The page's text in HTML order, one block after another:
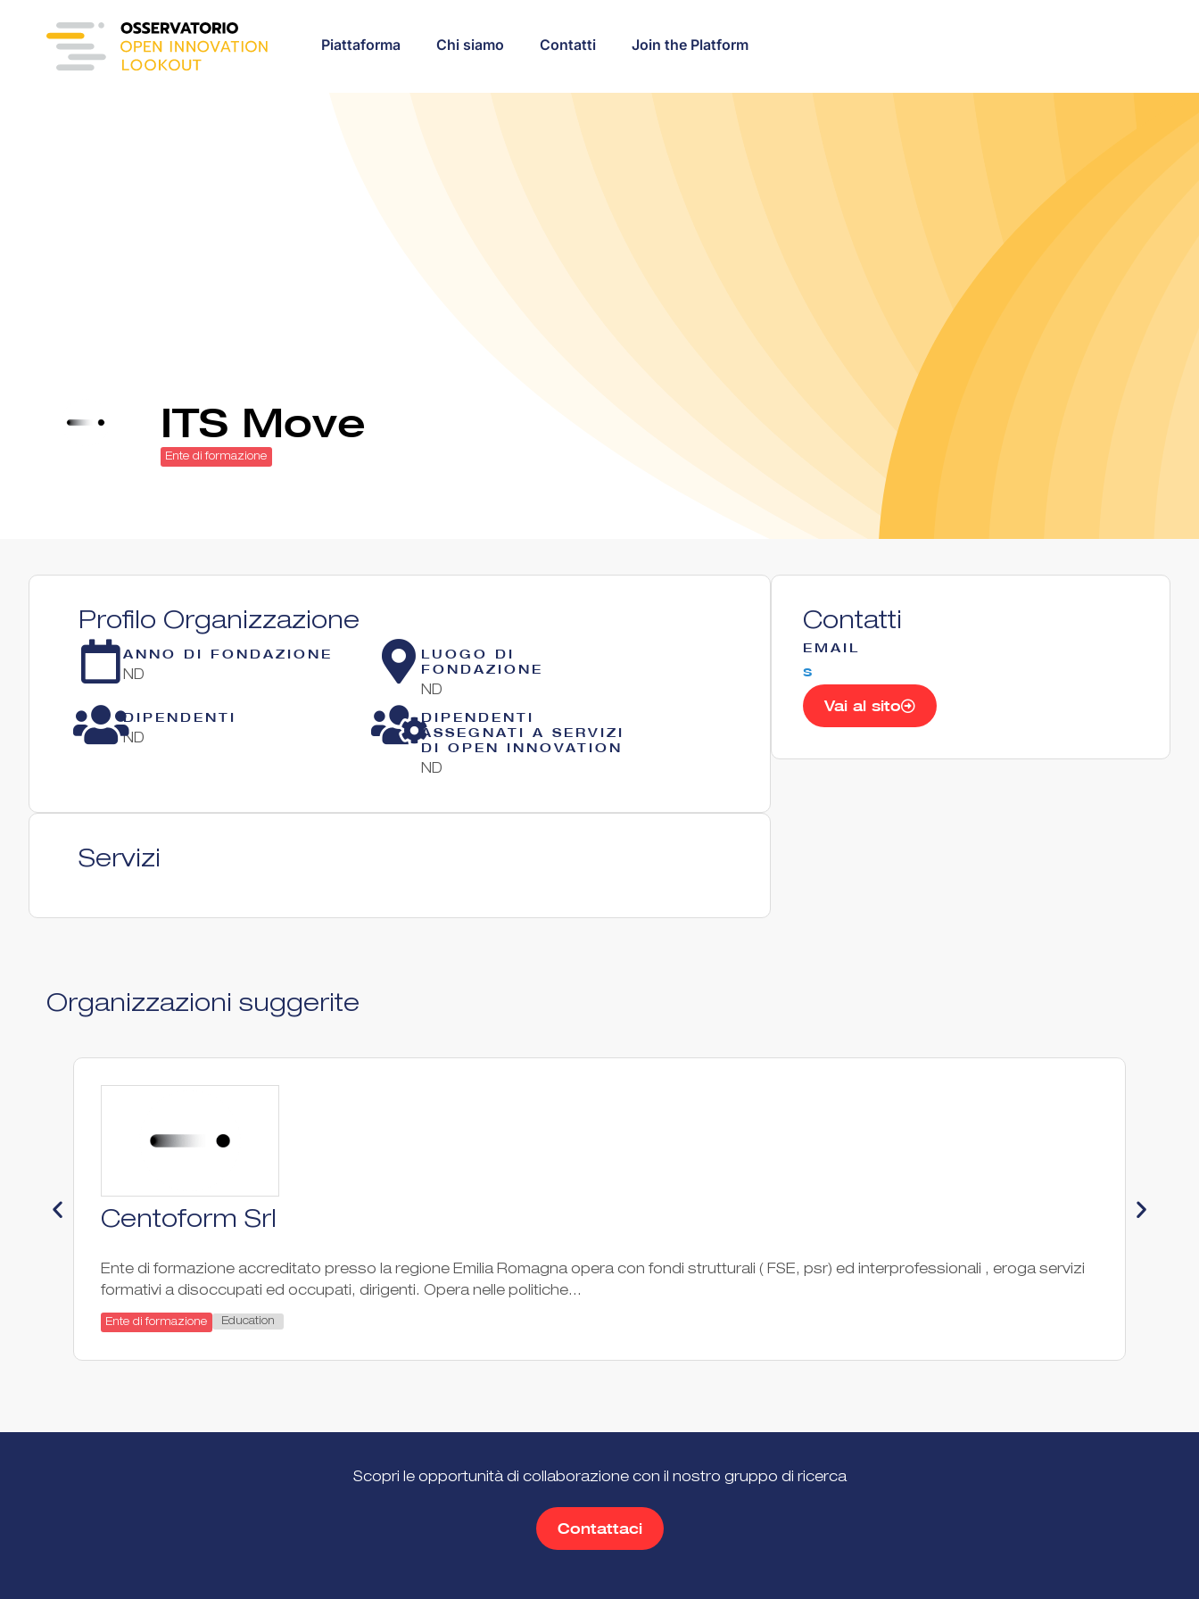
Piattaforma Chi siamo Contatti Join the Platform
ITS Move
Ente di formazione
Profilo Organizzazione
ANNO DI FONDAZIONE
ND
LUOGO DI
FONDAZIONE
ND
DIPENDENTI
ND
DIPENDENTI
ASSEGNATI A SERVIZI
DI OPEN INNOVATION
ND
Servizi
Contatti
EMAIL
s
Vai al sito
Organizzazioni suggerite
Centoform Srl
Ente di formazione accreditato presso la regione Emilia Romagna opera con fondi strutturali ( FSE, psr) ed interprofessionali , eroga servizi
formativi a disoccupati ed occupati, dirigenti. Opera nelle politiche...
Ente di formazione Education
Scopri le opportunità di collaborazione con il nostro gruppo di ricerca
Contattaci